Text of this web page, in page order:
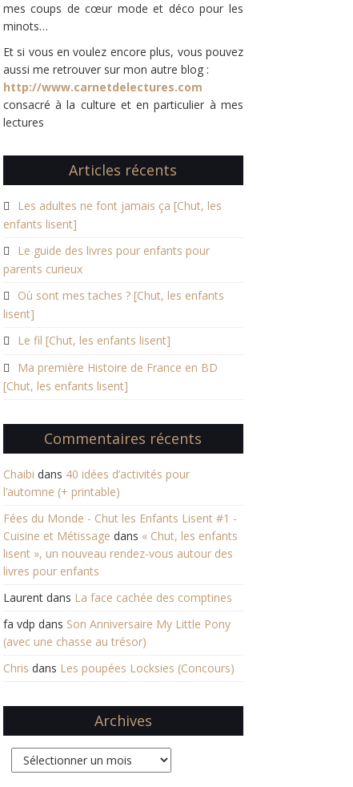
mes coups de cœur mode et déco pour les
minots…
Et si vous en voulez encore plus, vous pouvez
aussi me retrouver sur mon autre blog :
http://www.carnetdelectures.com
consacré à la culture et en particulier à mes
lectures
Articles récents
Les adultes ne font jamais ça [Chut, les
enfants lisent]
Le guide des livres pour enfants pour
parents curieux
Où sont mes taches ? [Chut, les enfants
lisent]
Le fil [Chut, les enfants lisent]
Ma première Histoire de France en BD
[Chut, les enfants lisent]
Commentaires récents
Chaibi dans 40 idées d’activités pour
l’automne (+ printable)
Fées du Monde - Chut les Enfants Lisent #1 -
Cuisine et Métissage dans « Chut, les enfants
lisent », un nouveau rendez-vous autour des
livres pour enfants
Laurentdans La face cachée des comptines
fa vdp dans Son Anniversaire My Little Pony
(avec une chasse au trésor)
Chris dans Les poupées Locksies (Concours)
Archives
Archives